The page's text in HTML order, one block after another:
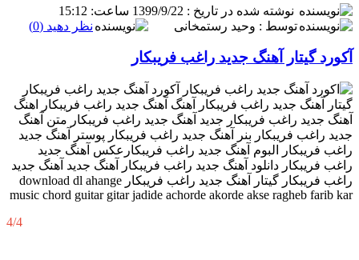
نوشته شده در تاریخ : 1399/9/22 ساعت: 15:12
توسط : وحید رستمخانی
نظر دهید (0)
گیتار آهنگ جدید راغب فریبکار